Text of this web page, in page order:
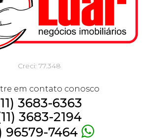
Creci: 77.348
em contato conosco
3683-6363
3683-2194
96579-7464